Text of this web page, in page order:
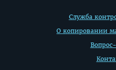
Служба
О копировании